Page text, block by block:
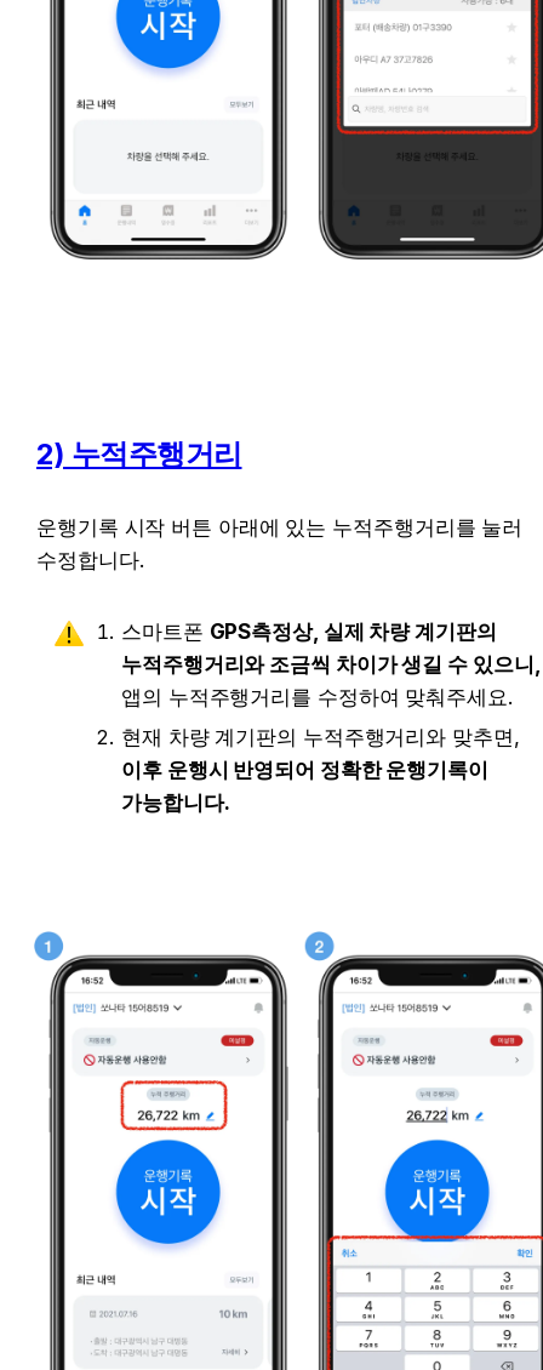
2) 누적주행거리
운행기록 시작 버튼 아래에 있는 누적주행거리를 눌러
수정합니다.
스마트폰 GPS측정상, 실제 차량 계기판의
누적주행거리와 조금씩 차이가 생길 수 있으니,
앱의 누적주행거리를 수정하여 맞춰주세요.
이후 운행시 반영되어 정확한 운행기록이
가능합니다.